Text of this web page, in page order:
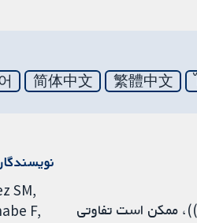
繁體中文
简体中文
- مصرف مکمل‌های کلسیم در مقایسه با مکمل‌های کلسیم ساختگی (یعنی دارونما (placebo))، ممکن است تفاوتی
SM
F